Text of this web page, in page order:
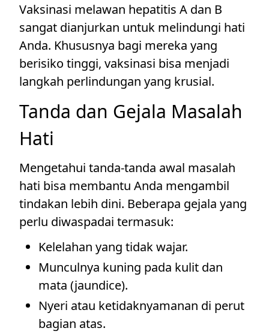
Vaksinasi melawan hepatitis A dan B
sangat dianjurkan untuk melindungi hati
Anda. Khususnya bagi mereka yang
berisiko tinggi, vaksinasi bisa menjadi
langkah perlindungan yang krusial.
Tanda dan Gejala Masalah
Hati
Mengetahui tanda-tanda awal masalah
hati bisa membantu Anda mengambil
tindakan lebih dini. Beberapa gejala yang
perlu diwaspadai termasuk:
Kelelahan yang tidak wajar.
Munculnya kuning pada kulit dan
mata (jaundice).
Nyeri atau ketidaknyamanan di perut
bagian atas.